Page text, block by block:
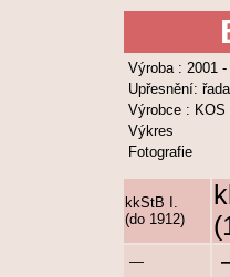
Výroba : 2001 -
Upřesnění:
Výrobce : KOS
Výkres
Fotografie
kkStB I.
(do 1912)
—